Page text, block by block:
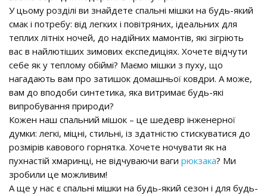
У цьому розділі ви знайдете спальні мішки на будь-який
смак і потребу: від легких і повітряних, ідеальних для
теплих літніх ночей, до надійних мамонтів, які зігріють
вас в найлютіших зимових експедиціях. Хочете відчути
себе як у теплому обіймі? Маємо мішки з пуху, що
нагадають вам про затишок домашньої ковдри. А може,
вам до вподоби синтетика, яка витримає будь-які
випробування природи?
Кожен наш спальний мішок – це шедевр інженерної
думки: легкі, міцні, стильні, із здатністю стискуватися до
розмірів кавового горнятка. Хочете ночувати як на
пухнастій хмаринці, не відчуваючи ваги рюкзака? Ми
зробили це можливим!
А ще у нас є спальні мішки на будь-який сезон і для будь-